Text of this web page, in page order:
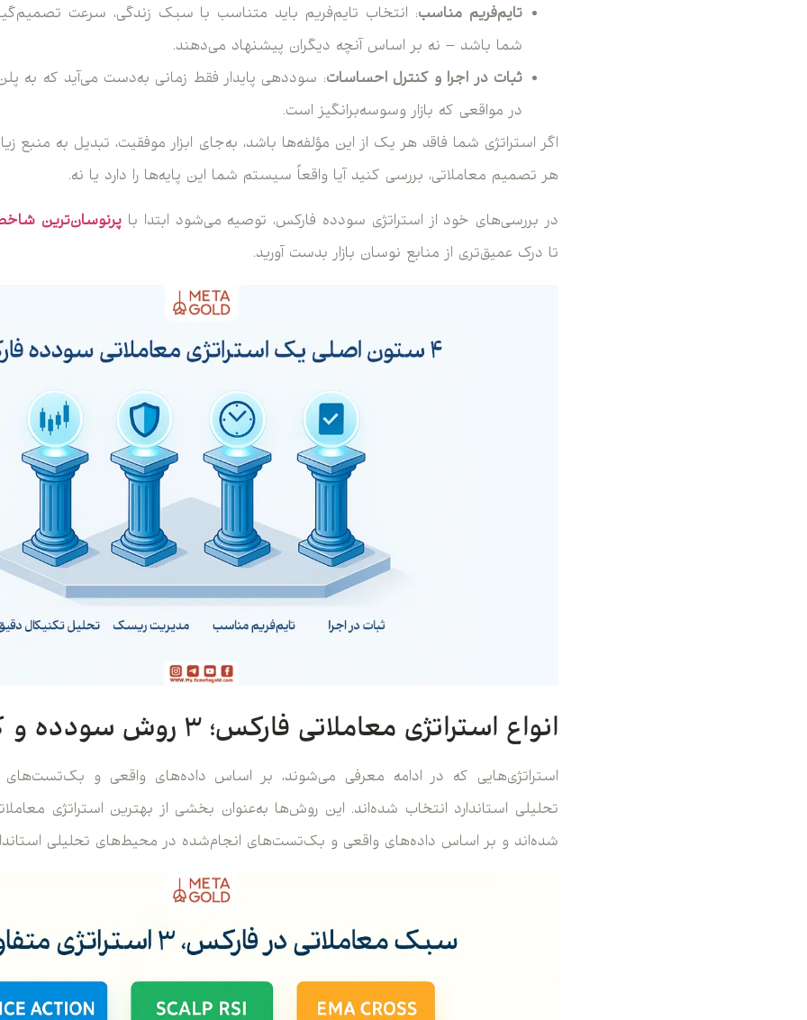
تایم‌فریم مناسب: انتخاب تایم‌فریم باید متناسب با سبک زندگی، سرعت
شما باشد – نه بر اساس آنچه دیگران پیشنهاد می‌دهند.
ثبات در اجرا و کنترل احساسات: سوددهی پایدار فقط زمانی به‌دست می‌آید که به
در مواقعی که بازار وسوسه‌برانگیز است.
اگر استراتژی شما فاقد هر یک از این مؤلفه‌ها باشد، به‌جای ابزار موفقیت، تبدیل به
هر تصمیم معاملاتی، بررسی کنید آیا واقعاً سیستم شما این پایه‌ها را دارد یا نه.
در بررسی‌های خود از استراتژی سودده فارکس، توصیه می‌شود ابتدا با پرنوسان‌ترین
تا درک عمیق‌تری از منابع نوسان بازار بدست آورید.
انواع استراتژی معاملاتی فارکس؛ ۳ روش سودده و کاربردی
استراتژی‌هایی که در ادامه معرفی می‌شوند، بر اساس داده‌های واقعی و
تحلیلی استاندارد انتخاب شده‌اند. این روش‌ها به‌عنوان بخشی از بهترین استراتژی
شده‌اند و بر اساس داده‌های واقعی و بک‌تست‌های انجام‌شده در محیط‌های تحلیلی